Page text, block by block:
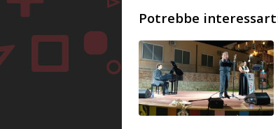
Potrebbe